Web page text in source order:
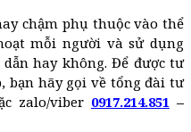
chậm phụ thuộc vào thể
mỗi người và sử dụng
hay không. Để được tư
hãy gọi về tổng đài tư
zalo/viber 0917.214.851–